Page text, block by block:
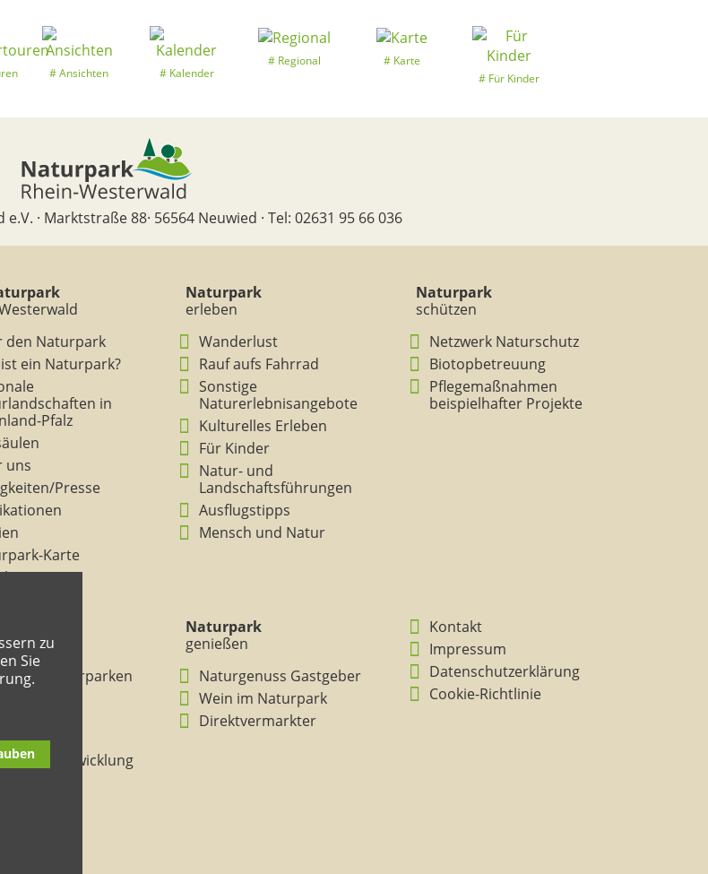
zu
Sie
Ansichten Kalender
Regional
Karte
Für Kinder
· Marktstraße 88· 56564 Neuwied · Tel: 02631 95 66 036
den Naturpark
ein Naturpark?
in
Pfalz
uns
Presse
Karte
Naturpark
erleben
Wanderlust
Rauf aufs Fahrrad
Sonstige
Naturerlebnisangebote
Kulturelles Erleben
Für Kinder
Natur- und
Landschaftsführungen
Ausflugstipps
Mensch und Natur
Naturpark
schützen
Netzwerk Naturschutz
Biotopbetreuung
Pflegemaßnahmen
beispielhafter Projekte
den Naturparken
Pfalz
Entwicklung
Naturpark
genießen
Naturgenuss Gastgeber
Wein im Naturpark
Direktvermarkter
Kontakt
Impressum
Datenschutzerklärung
Cookie-Richtlinie